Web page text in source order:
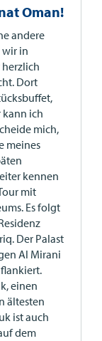
Oman!
andere
in
herzlich
Dort
kann ich
mich,
meines
kennen
mit
Es folgt
Der Palast
Al Mirani
einen
ältesten
ist auch
dem